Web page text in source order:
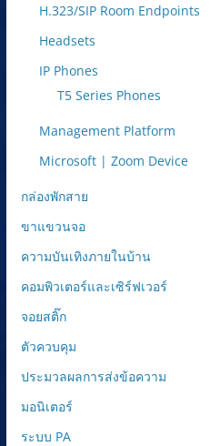
H.323/SIP Room Endpoints
Headsets
IP Phones
T5 Series Phones
Management Platform
Microsoft | Zoom Device
กล่องพักสาย
ขาแขวนจอ
ความบันเทิงภายในบ้าน
คอมพิวเตอร์และเซิร์ฟเวอร์
จอยสติ๊ก
ตัวควบคุม
ประมวลผลการส่งข้อความ
มอนิเตอร์
ระบบ PA